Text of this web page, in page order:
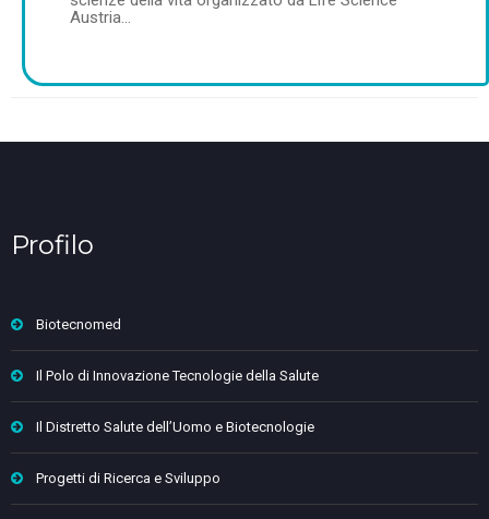
Austria…
Profilo
Biotecnomed
Il Polo di Innovazione Tecnologie della Salute
Il Distretto Salute dell’Uomo e Biotecnologie
Progetti di Ricerca e Sviluppo